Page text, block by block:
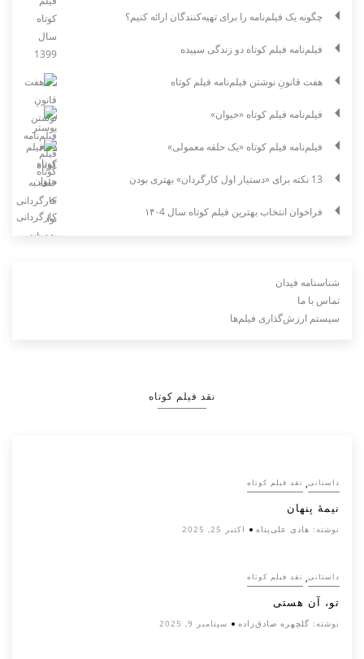
چگونه یک فیلم‌نامه را برای تهیه‌کنندگان ارائه کنیم؟
فیلم‌نامه فیلم کوتاه دو زندگی سپیده
هفت قانونِ نوشتن فیلم‌نامه فیلم کوتاه
فیلم‌نامه فیلم کوتاه «حیوان»
فیلم‌نامه فیلم کوتاه «یک حلقه معمولی»
13 نکته برای «دستیار اول کارگردان» بهتری بودن
فراخوان انتخاب بهترین فیلم کوتاه سال ۱۴۰4
شناسنامه فیدان
تماس با ما
سیستم ارزش‌گذاری فیلم‌ها
نقد فیلم کوتاه
داستانی, نقد فیلم کوتاه
نیمۀ پنهان
نوشته: هادی علی‌پناه اکتبر 25, 2025
داستانی, نقد فیلم کوتاه
تو، آن هستی
نوشته: گلچهره صادق‌زاده سپتامبر 9, 2025